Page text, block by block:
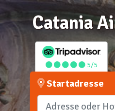
Catania
Startadresse
5/5